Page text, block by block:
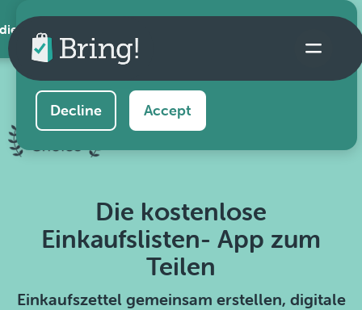
AppThis website uses cookies to ensure you get the
best experience on our website.
Decline Accept
Die kostenlose
Einkaufslisten- App zum
Teilen
Einkaufszettel gemeinsam erstellen, digitale